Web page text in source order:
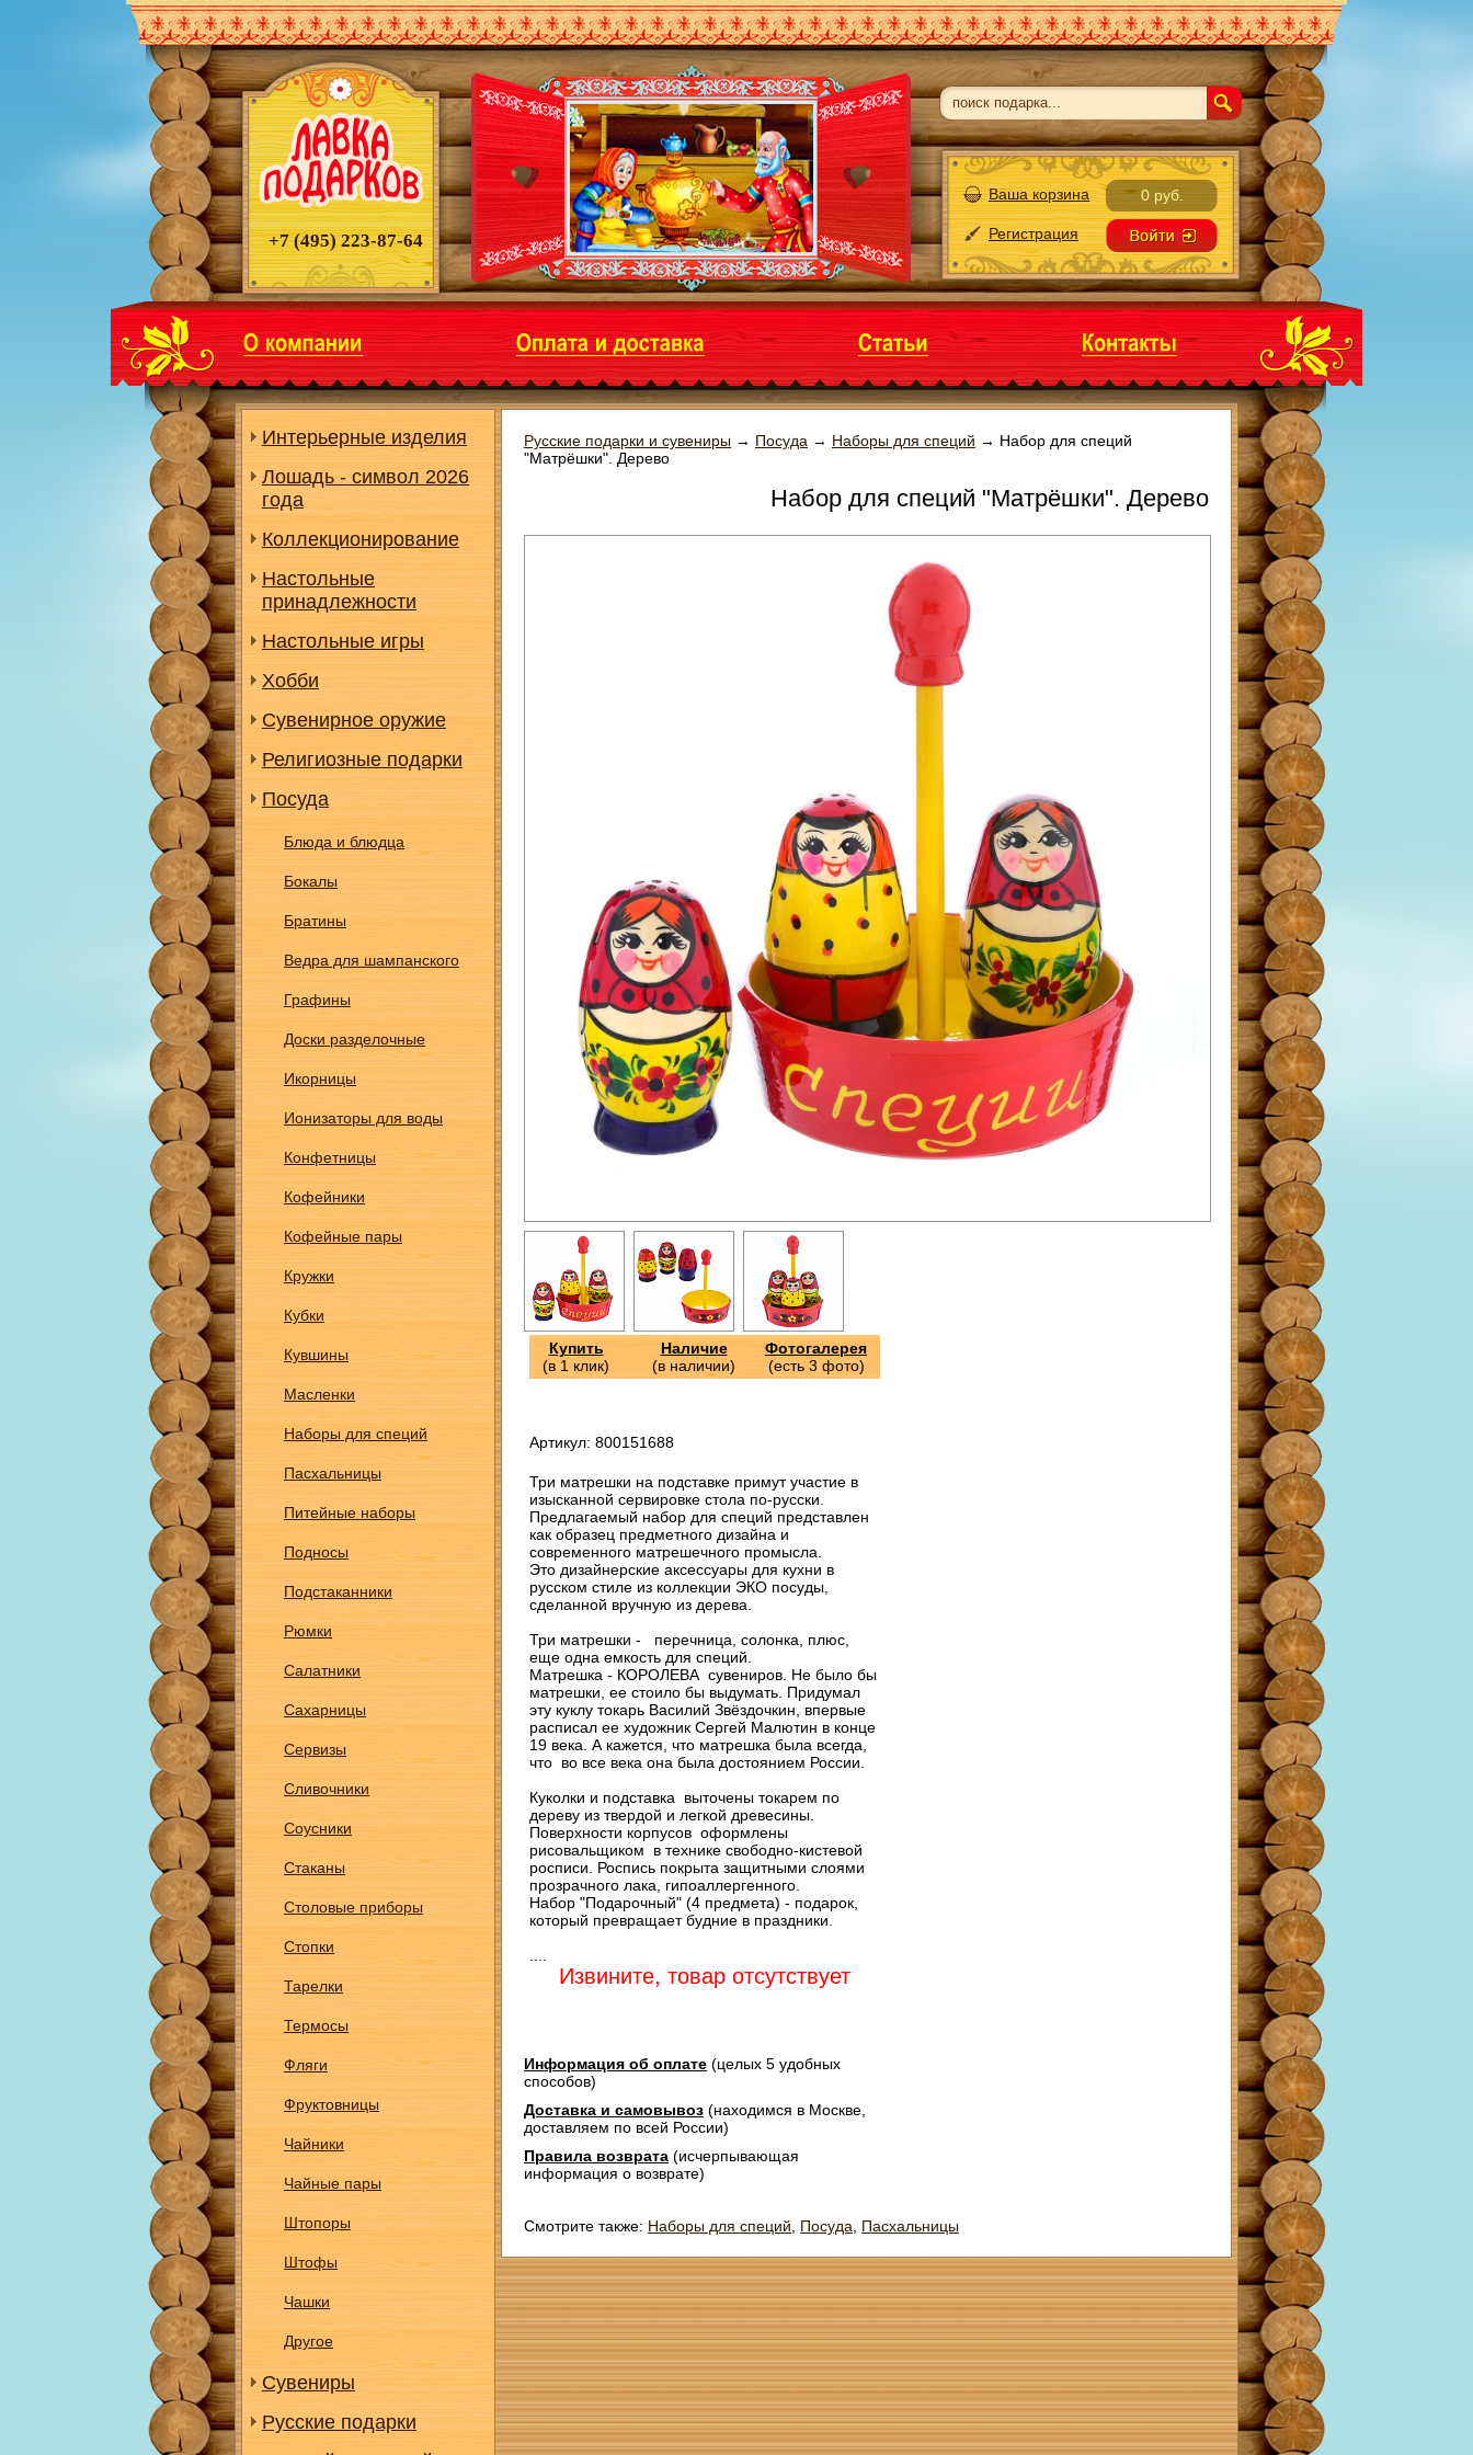
+7 (495) 223-87-64
Ваша корзина 0 руб.
Регистрация
Интерьерные изделия
Лошадь - символ 2026
года
Коллекционирование
Настольные
принадлежности
Настольные игры
Хобби
Сувенирное оружие
Религиозные подарки
Посуда
Блюда и блюдца
Бокалы
Братины
Ведра для шампанского
Графины
Доски разделочные
Икорницы
Ионизаторы для воды
Конфетницы
Кофейники
Кофейные пары
Кружки
Кубки
Кувшины
Масленки
Наборы для специй
Пасхальницы
Питейные наборы
Подносы
Подстаканники
Рюмки
Салатники
Сахарницы
Сервизы
Сливочники
Соусники
Стаканы
Столовые приборы
Стопки
Тарелки
Термосы
Фляги
Фруктовницы
Чайники
Чайные пары
Штопоры
Штофы
Чашки
Другое
Сувениры
Русские подарки
Русские подарки и сувениры → Посуда → Наборы для специй → Набор для специй
"Матрёшки". Дерево
Набор для специй "Матрёшки". Дерево
Купить
(в 1 клик)
Наличие
(в наличии)
Фотогалерея
(есть 3 фото)
Артикул: 800151688
Три матрешки на подставке примут участие в
изысканной сервировке стола по-русски.
Предлагаемый набор для специй представлен
как образец предметного дизайна и
современного матрешечного промысла.
Это дизайнерские аксессуары для кухни в
русском стиле из коллекции ЭКО посуды,
сделанной вручную из дерева.
Три матрешки - перечница, солонка, плюс,
еще одна емкость для специй.
Матрешка - КОРОЛЕВА сувениров. Не было бы
матрешки, ее стоило бы выдумать. Придумал
эту куклу токарь Василий Звёздочкин, впервые
расписал ее художник Сергей Малютин в конце
19 века. А кажется, что матрешка была всегда,
что во все века она была достоянием России.
Куколки и подставка выточены токарем по
дереву из твердой и легкой древесины.
Поверхности корпусов оформлены
рисовальщиком в технике свободно-кистевой
росписи. Роспись покрыта защитными слоями
прозрачного лака, гипоаллергенного.
Набор "Подарочный" (4 предмета) - подарок,
который превращает будние в праздники.
Извините, товар отсутствует
Информация об оплате (целых 5 удобных
способов)
Доставка и самовывоз (находимся в Москве,
доставляем по всей России)
Правила возврата (исчерпывающая
информация о возврате)
Смотрите также: Наборы для специй Посуда Пасхальницы